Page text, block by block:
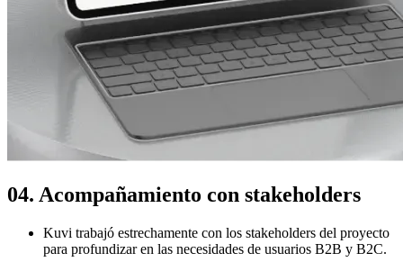
04. Acompañamiento con stakeholders
Kuvi trabajó estrechamente con los stakeholders del proyecto
para profundizar en las necesidades de usuarios B2B y B2C.